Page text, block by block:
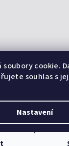
cookie.
souhlas s
Nastavení
platby
nastavení